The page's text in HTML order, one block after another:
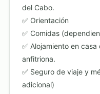
del Cabo.
Orientación
Comidas
Alojamiento en
anfitriona.
Seguro de viaje y
adicional)